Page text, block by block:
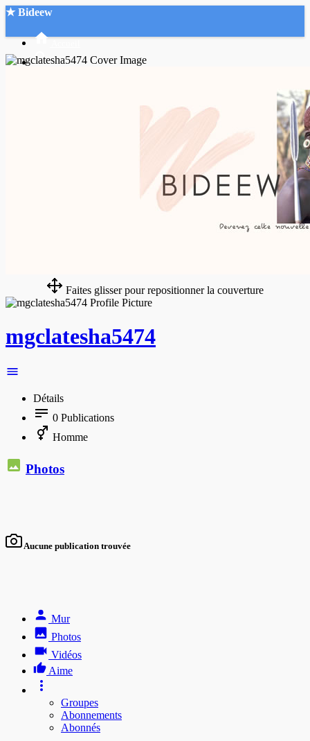
★ Bideew
Faites glisser pour repositionner la couverture
mgclatesha5474
Détails
0 Publications
Homme
Photos
Aucune publication trouvée
Mur
Photos
Vidéos
Aime
Groupes
Abonnements
Abonnés